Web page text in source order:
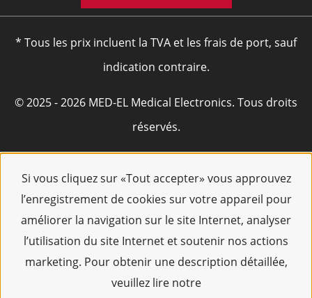
Si vous cliquez sur «Tout accepter» vous approuvez
l’enregistrement de cookies sur votre appareil pour
améliorer la navigation sur le site Internet, analyser
l’utilisation du site Internet et soutenir nos actions
marketing. Pour obtenir une description détaillée,
veuillez lire notre
* Tous les prix incluent la TVA et les frais de port, sauf
indication contraire.
© 2025 - 2026 MED-EL Medical Electronics. Tous droits
réservés.